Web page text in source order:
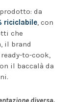
da
riciclabile, con
che
il brand
to-cook,
il baccalà da